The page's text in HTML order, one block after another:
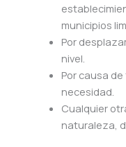
municipios
Por
nivel.
Por causa
necesidad.
Cualquier
naturaleza,